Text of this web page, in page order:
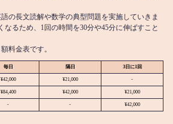
の長文読解や数学の典型問題を実施していきま
なるため、1回の時間を30分や45分に伸ばすこと
料金表です。
毎日 隔日 3日に1回
¥42,000 ¥21,000 -
¥84,400 ¥42,000 ¥21,000
- - ¥42,000